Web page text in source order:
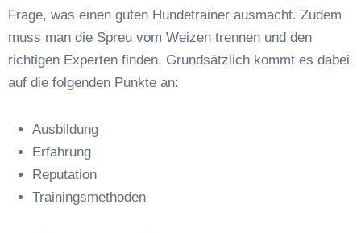
Anschrift
E-Mail-Adresse
Frage, was einen guten Hundetrainer ausmacht. Zudem
muss man die Spreu vom Weizen trennen und den
richtigen Experten finden. Grundsätzlich kommt es dabei
auf die folgenden Punkte an:
Ausbildung
Erfahrung
Reputation
Trainingsmethoden